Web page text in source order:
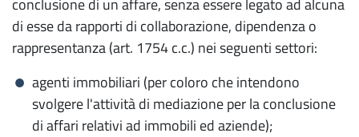
conclusione di un affare, senza essere legato ad alcuna
di esse da rapporti di collaborazione, dipendenza o
rappresentanza (art. 1754 c.c.) nei seguenti settori:
agenti immobiliari (per coloro che intendono
svolgere l'attività di mediazione per la conclusione
di affari relativi ad immobili ed aziende);